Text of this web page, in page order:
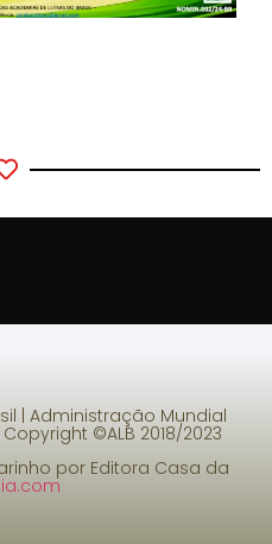
| Administração Mundial
Copyright ©ALB 2018/2023
por Editora Casa da